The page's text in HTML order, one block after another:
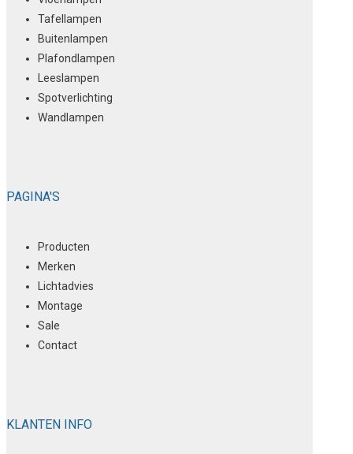
Tafellampen
Buitenlampen
Plafondlampen
Leeslampen
Spotverlichting
Wandlampen
PAGINA'S
Producten
Merken
Lichtadvies
Montage
Sale
Contact
KLANTEN INFO